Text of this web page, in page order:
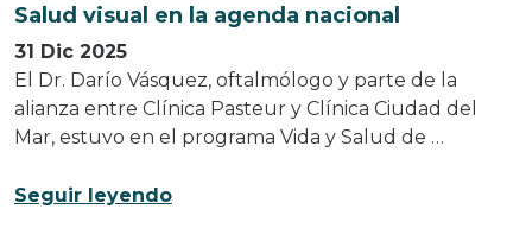
Salud visual en la agenda nacional
31 Dic 2025
El Dr. Darío Vásquez, oftalmólogo y parte de la
alianza entre Clínica Pasteur y Clínica Ciudad del
Mar, estuvo en el programa Vida y Salud de …
Seguir leyendo